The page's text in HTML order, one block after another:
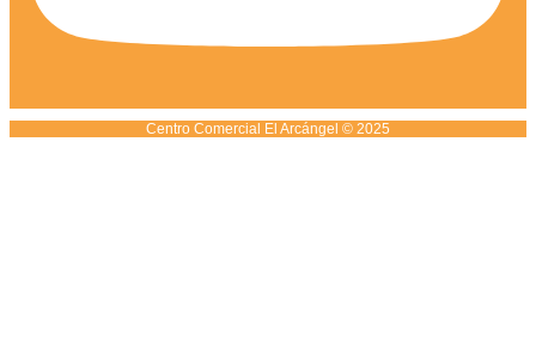
Centro Comercial El Arcángel © 2025